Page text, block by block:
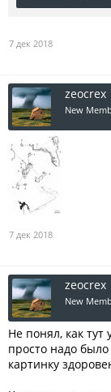
7 дек 2018
zeocrex
New
7 дек 2018
zeocrex
New
Не понял, как тут
просто надо
картинку